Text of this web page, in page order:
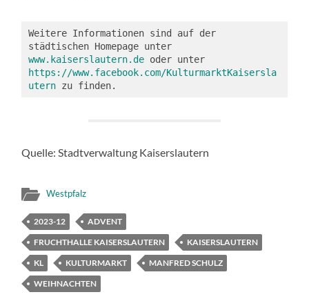
Weitere Informationen sind auf der
städtischen Homepage unter
www.kaiserslautern.de
oder unter
https://www.facebook.com/KulturmarktKaisersla
utern zu finden.
Quelle: Stadtverwaltung Kaiserslautern
Westpfalz
2023-12
ADVENT
FRUCHTHALLE KAISERSLAUTERN
KAISERSLAUTERN
KL
KULTURMARKT
MANFRED SCHULZ
WEIHNACHTEN